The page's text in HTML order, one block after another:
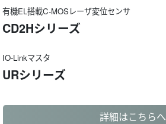
有機EL搭載C-MOSレーザ変位センサ
CD2Hシリーズ
IO-Linkマスタ
URシリーズ
詳細はこちらへ